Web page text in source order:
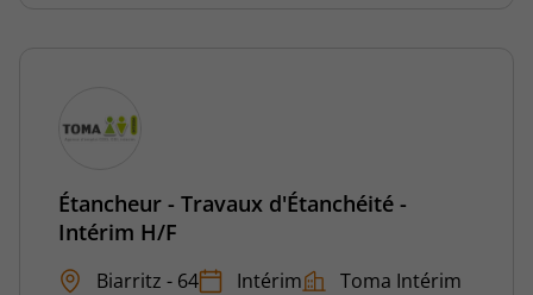
Étancheur - Travaux d'Étanchéité -
Intérim H/F
Biarritz - 64 Intérim
Toma Intérim